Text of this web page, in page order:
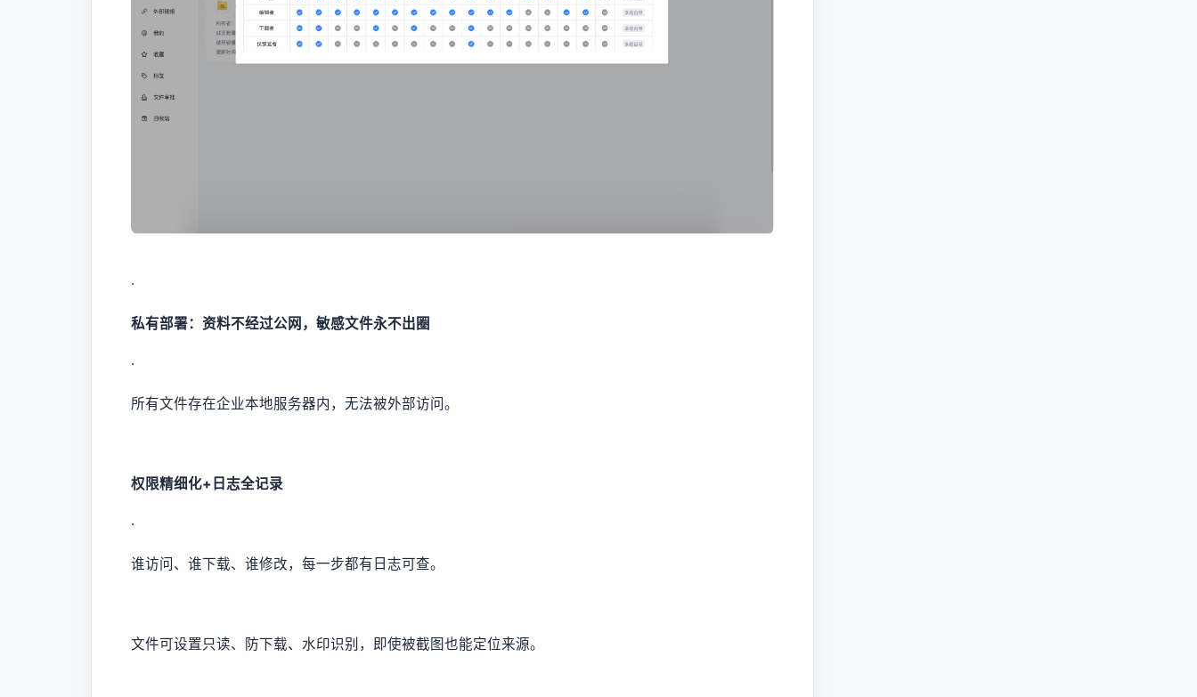
·
私有部署：资料不经过公网，敏感文件永不出圈
·
所有文件存在企业本地服务器内，无法被外部访问。
权限精细化+日志全记录
·
谁访问、谁下载、谁修改，每一步都有日志可查。
文件可设置只读、防下载、水印识别，即使被截图也能定位来源。